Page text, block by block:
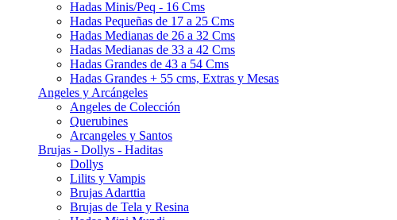
Hadas Minis/Peq - 16 Cms
Hadas Pequeñas de 17 a 25 Cms
Hadas Medianas de 26 a 32 Cms
Hadas Medianas de 33 a 42 Cms
Hadas Grandes de 43 a 54 Cms
Hadas Grandes + 55 cms, Extras y Mesas
Angeles y Arcángeles
Angeles de Colección
Querubines
Arcangeles y Santos
Brujas - Dollys - Haditas
Dollys
Lilits y Vampis
Brujas Adarttia
Brujas de Tela y Resina